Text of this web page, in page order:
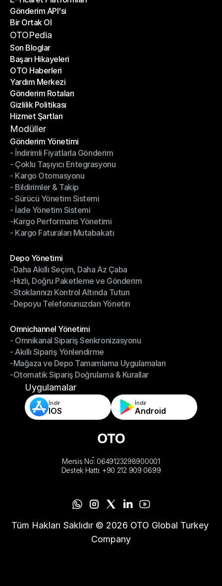
E-Ticaret Platformları
Gönderim API'si
Gönderim API'si
Bir Ortak Ol
Bir Ortak Ol
OTOPedia
Son Bloglar
Son Bloglar
Başarı Hikayeleri
Başarı Hikayeleri
OTO Haberleri
OTO Haberleri
Yardım Merkezi
Yardım Merkezi
Gönderim Rotaları
Gönderim Rotaları
Gizlilik Politikası
Gizlilik Politikası
Hizmet Şartları
Hizmet Şartları
Modüller
Gönderim Yönetimi
Gönderim Yönetimi
- İndirimli Fiyatlarla Gönderim
- İndirimli Fiyatlarla Gönderim
- Çoklu Taşıyıcı Entegrasyonu
- Çoklu Taşıyıcı Entegrasyonu
- Kargo Otomasyonu
- Kargo Otomasyonu
- Bildirimler & Takip
- Bildirimler & Takip
- Sürücü Yönetim Sistemi
- Sürücü Yönetim Sistemi
- İade Yönetim Sistemi
- İade Yönetim Sistemi
-Kargo Performans Yönetimi
-Kargo Performans Yönetimi
- Kargo Faturaları Mutabakatı
Depo Yönetimi
Depo Yönetimi
-Daha Akıllı Seçim, Daha Az Çaba
-Daha Akıllı Seçim, Daha Az Çaba
-Hızlı, Doğru Paketleme ve Gönderim
-Hızlı, Doğru Paketleme ve Gönderim
-Stoklarınızı Kontrol Altında Tutun
-Stoklarınızı Kontrol Altında Tutun
-Depoyu Telefonunuzdan Yönetin
Omnichannel Yönetimi
Omnichannel Yönetimi
- Omnikanal Sipariş Senkronizasyonu
- Omnikanal Sipariş Senkronizasyonu
- Akıllı Sipariş Yönlendirme
- Akıllı Sipariş Yönlendirme
-Mağaza ve Depo Tamamlama Uygulamaları
-Mağaza ve Depo Tamamlama Uygulamaları
-Otomatik Sipariş Doğrulama & Kurallar
-Otomatik Sipariş Doğrulama & Kurallar
Uygulamalar
İndir
IOS
İndir
Android
Mersis No: 0649123298900001
Destek Hattı: +90 212 909 0699
Tüm Hakları Saklıdır © 2026 OTO Global Turkey
Company